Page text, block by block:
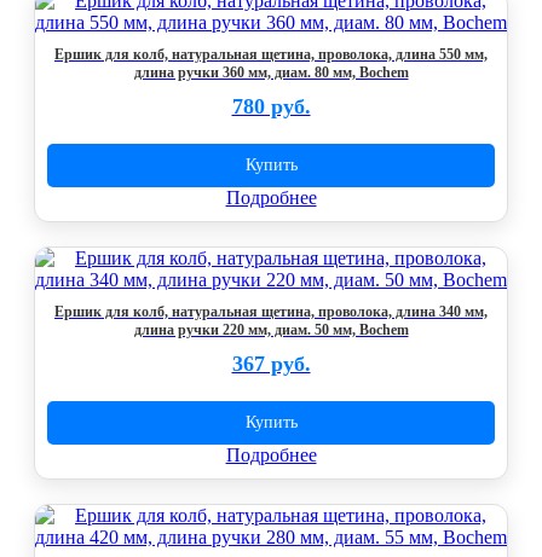
Ершик для колб, натуральная щетина, проволока, длина 550 мм,
длина ручки 360 мм, диам. 80 мм, Bochem
780 руб.
Купить
Подробнее
Ершик для колб, натуральная щетина, проволока, длина 340 мм,
длина ручки 220 мм, диам. 50 мм, Bochem
367 руб.
Купить
Подробнее